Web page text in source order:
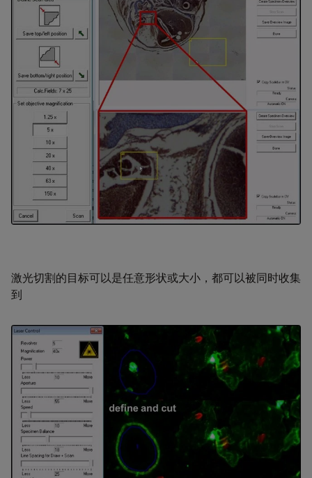
激光切割的目标可以是任意形状或大小，都可以被同时收集
到